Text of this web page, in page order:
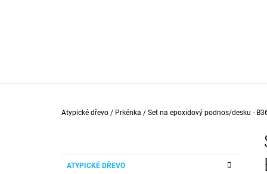
Domů
Atypické dřevo / Prkénka / Set na epoxidový podnos/desku -
kategorie
AATYPICKÉ DŘEVO
E-BOOK - EPOXIDOVÁ PRYSKYŘICE